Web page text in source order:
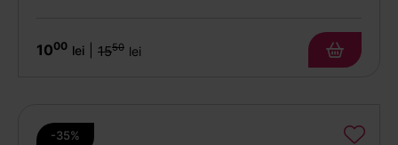
1000 lei 1550 lei
-35%